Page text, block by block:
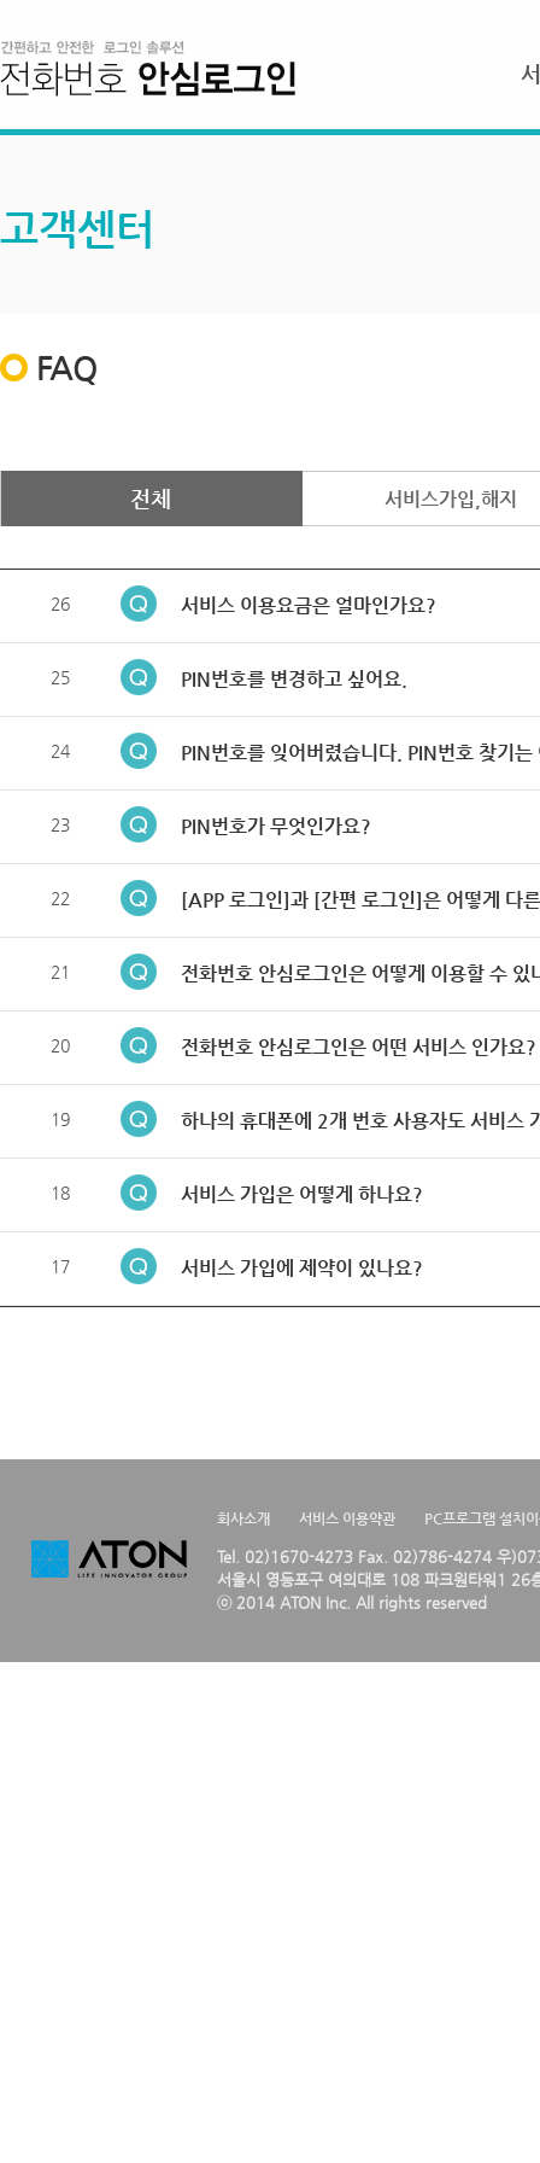
고객센터
FAQ
전체 서비스가입,해지
26 서비스 이용요금은 얼마인가요?
25 PIN번호를 변경하고 싶어요.
24 PIN번호를 잊어버렸습니다. PIN번호 찾기는
23 PIN번호가 무엇인가요?
22 [APP 로그인]과 [간편 로그인]은 어떻게 다
21 전화번호 안심로그인은 어떻게 이용할 수 있
20 전화번호 안심로그인은 어떤 서비스 인가요?
19 하나의 휴대폰에 2개 번호 사용자도 서비스
18 서비스 가입은 어떻게 하나요?
17 서비스 가입에 제약이 있나요?
회사소개 서비스 이용약관 PC프로그램 설치
Tel. 02)1670-4273 Fax. 02)786-4274 우
서울시 영등포구 여의대로 108 파크원타워1 26
ⓒ 2014 ATON Inc. All rights reserved